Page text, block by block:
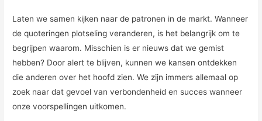
Laten we samen kijken naar de patronen in de markt. Wanneer
de quoteringen plotseling veranderen, is het belangrijk om te
begrijpen waarom. Misschien is er nieuws dat we gemist
hebben? Door alert te blijven, kunnen we kansen ontdekken
die anderen over het hoofd zien. We zijn immers allemaal op
zoek naar dat gevoel van verbondenheid en succes wanneer
onze voorspellingen uitkomen.